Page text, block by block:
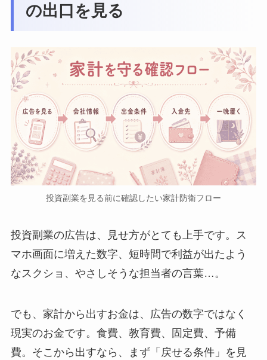
の出口を見る
投資副業を見る前に確認したい家計防衛フロー
投資副業の広告は、見せ方がとても上手です。ス
マホ画面に増えた数字、短時間で利益が出たよう
なスクショ、やさしそうな担当者の言葉…。
でも、家計から出すお金は、広告の数字ではなく
現実のお金です。食費、教育費、固定費、予備
費。そこから出すなら、まず「戻せる条件」を見